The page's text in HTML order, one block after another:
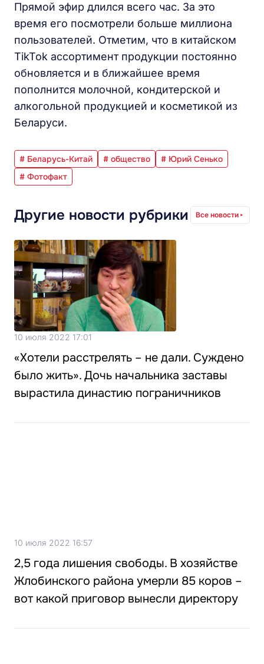
Прямой эфир длился всего час. За это
время его посмотрели больше миллиона
пользователей. Отметим, что в китайском
TikTok ассортимент продукции постоянно
обновляется и в ближайшее время
пополнится молочной, кондитерской и
алкогольной продукцией и косметикой из
Беларуси.
# Беларусь-Китай # общество
# Юрий Сенько
# Фотофакт
Другие новости рубрики Все новости
10 июля 2022 17:01
«Хотели расстрелять – не дали. Суждено
было жить». Дочь начальника заставы
вырастила династию пограничников
10 июля 2022 16:57
2,5 года лишения свободы. В хозяйстве
Жлобинского района умерли 85 коров –
вот какой приговор вынесли директору